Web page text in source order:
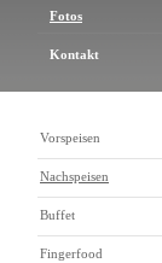
Fotos
Kontakt
Vorspeisen
Nachspeisen
Buffet
Fingerfood